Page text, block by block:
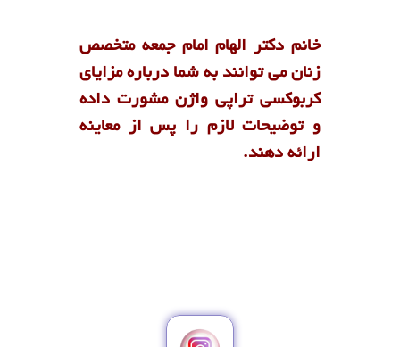
خانم دکتر الهام امام جمعه متخصص
زنان می توانند به شما درباره مزایای
کربوکسی تراپی واژن مشورت داده
و توضیحات لازم را پس از معاینه
ارائه دهند.